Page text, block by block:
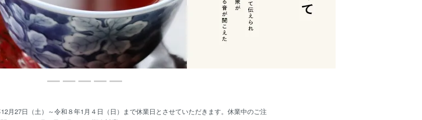
月27日（土）～令和８年1月４日（日）まで休業日とさせていただきます。休業中のご注